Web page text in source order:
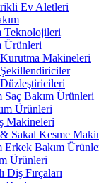
Ev Aletleri
Teknolojileri
Ürünleri
Makineleri
Saç Bakım Ürünleri
Ürünleri
Makineleri
Sakal Kesme
Erkek Bakım
Ürünleri
Diş Fırçaları